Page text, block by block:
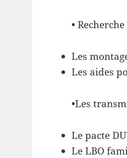
•
Les
Les aides
•Les
Le pacte
Le LBO